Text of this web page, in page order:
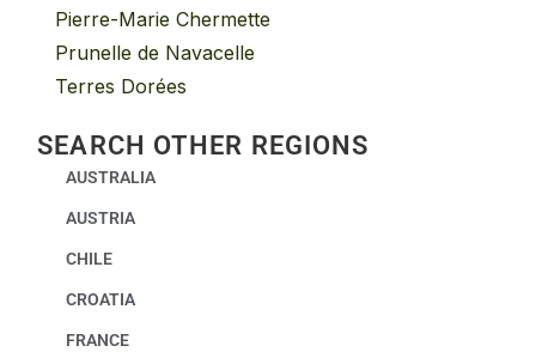
Pierre-Marie Chermette
Prunelle de Navacelle
Terres Dorées
SEARCH OTHER REGIONS
AUSTRALIA
AUSTRIA
CHILE
CROATIA
FRANCE